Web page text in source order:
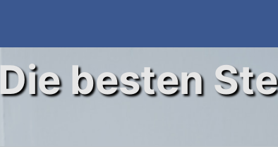
Die besten